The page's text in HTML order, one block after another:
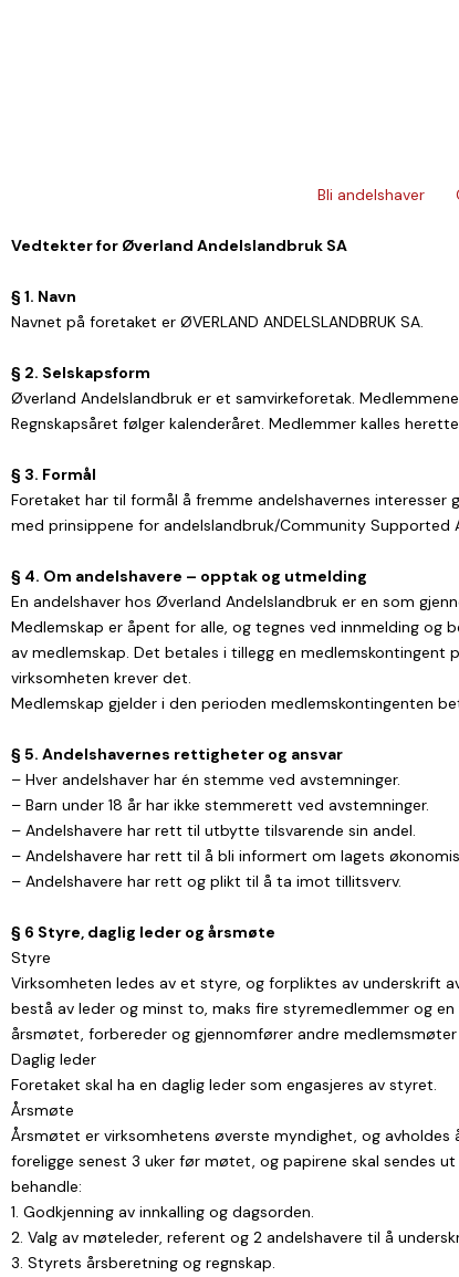
Bli andelshaver
Vedtekter for Øverland Andelslandbruk SA
§ 1. Navn
Navnet på foretaket er ØVERLAND ANDELSLANDBRUK SA.
§ 2. Selskapsform
Øverland Andelslandbruk er et samvirkeforetak.
Regnskapsåret følger kalenderåret. Medlemmer kalles
§ 3. Formål
Foretaket har til formål å fremme andelshavernes
med prinsippene for andelslandbruk/Community Supported
§ 4. Om andelshavere – opptak og utmelding
En andelshaver hos Øverland Andelslandbruk er en som
Medlemskap er åpent for alle, og tegnes ved innmelding og
av medlemskap. Det betales i tillegg en
virksomheten krever det.
Medlemskap gjelder i den perioden medlemskontingenten
§ 5. Andelshavernes rettigheter og ansvar
– Hver andelshaver har én stemme ved avstemninger.
– Barn under 18 år har ikke stemmerett ved avstemninger.
– Andelshavere har rett til utbytte tilsvarende sin andel.
– Andelshavere har rett til å bli informert om lagets
– Andelshavere har rett og plikt til å ta imot tillitsverv.
§ 6 Styre, daglig leder og årsmøte
Styre
Virksomheten ledes av et styre, og forpliktes av underskrift
bestå av leder og minst to, maks fire styremedlemmer og
årsmøtet, forbereder og gjennomfører andre
Daglig leder
Foretaket skal ha en daglig leder som engasjeres av styret.
Årsmøte
Årsmøtet er virksomhetens øverste myndighet, og avholdes
foreligge senest 3 uker før møtet, og papirene skal sendes
behandle:
1. Godkjenning av innkalling og dagsorden.
2. Valg av møteleder, referent og 2 andelshavere til å
3. Styrets årsberetning og regnskap.